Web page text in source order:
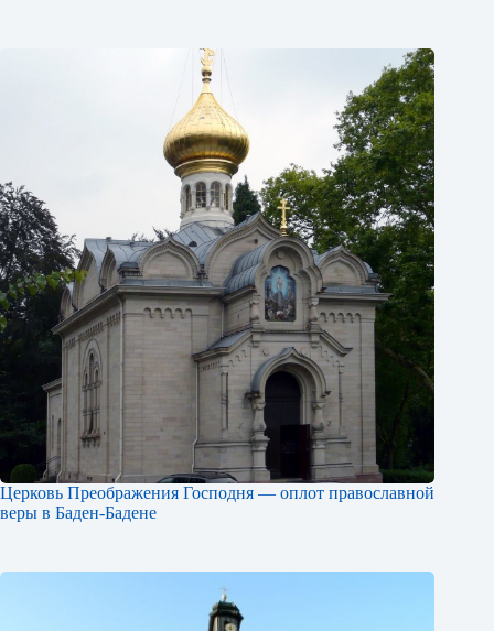
Церковь Преображения Господня — оплот православной
веры в Баден-Бадене